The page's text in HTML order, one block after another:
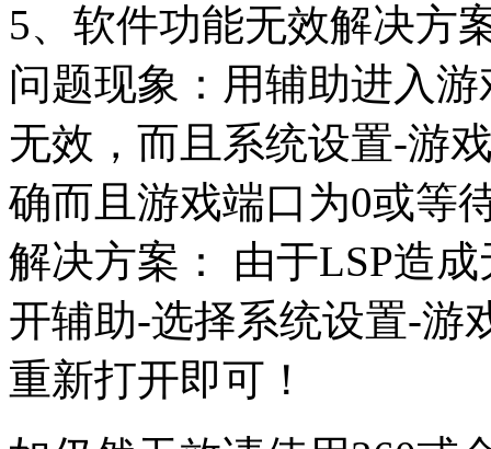
5、软件功能无效解决方
问题现象：用辅助进入
无效，而且系统设置-游
确而且游戏端口为0或等
解决方案： 由于LSP造
开辅助-选择系统设置-游
重新打开即可！